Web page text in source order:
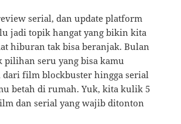
serial, dan update platform
jadi topik hangat yang bikin kita
hiburan tak bisa beranjak. Bulan
pilihan seru yang bisa kamu
film blockbuster hingga serial
betah di rumah. Yuk, kita kulik 5
dan serial yang wajib ditonton